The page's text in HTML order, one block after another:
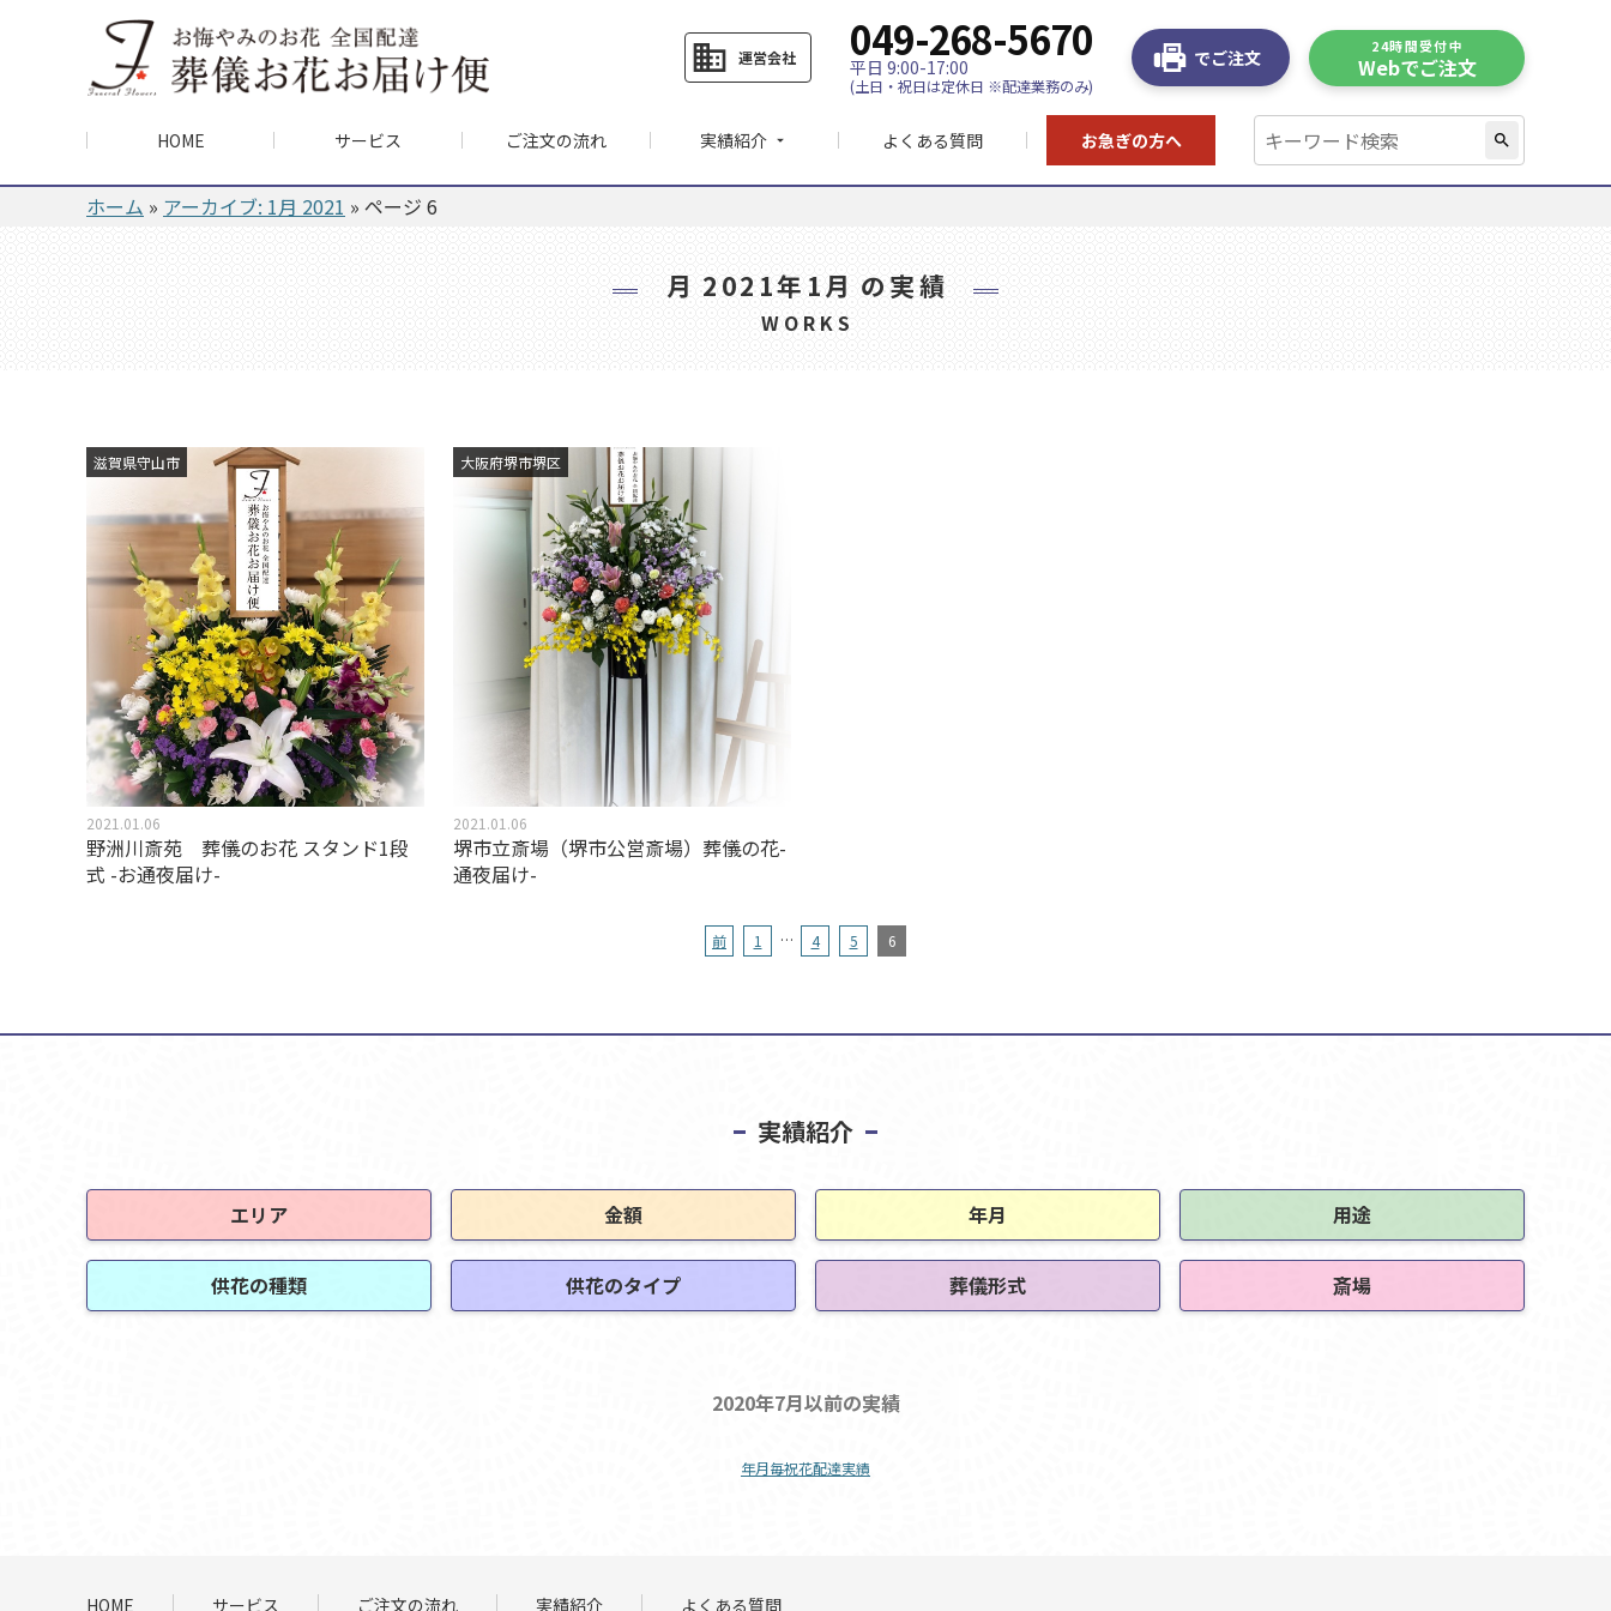
business 運営会社 049-268-5670
平日 9:00-17:00
(土日・祝日は定休日 ※配達業務のみ)
でご注文
24時間受付中
Webでご注文
search
HOME サービス ご注文の流れ 実績紹介 arrow_drop_down よくある質問 お急ぎの方へ
ホーム » アーカイブ: 1月 2021 » ページ 6
月 2021年1月 の実績
WORKS
滋賀県守山市
2021.01.06
野洲川斎苑 葬儀のお花 スタンド1段
式 -お通夜届け-
大阪府堺市堺区
2021.01.06
堺市立斎場（堺市公営斎場）葬儀の花-
通夜届け-
前 1 … 4 5 6
実績紹介
エリア 金額 年月 用途
供花の種類 供花のタイプ 葬儀形式 斎場
2020年7月以前の実績
年月毎祝花配達実績
HOME サービス ご注文の流れ 実績紹介 よくある質問